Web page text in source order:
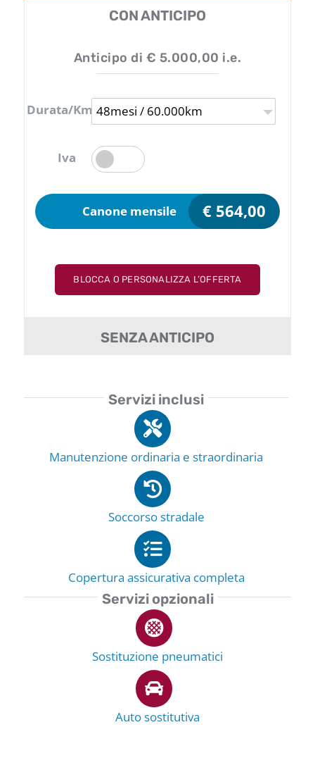
CON ANTICIPO
Anticipo di € 5.000,00 i.e.
Durata/Km 48mesi / 60.000km
Iva
Canone mensile € 564,00
BLOCCA O PERSONALIZZA L’OFFERTA
SENZA ANTICIPO
Servizi inclusi
Manutenzione ordinaria e straordinaria
Soccorso stradale
Copertura assicurativa completa
Servizi opzionali
Sostituzione pneumatici
Auto sostitutiva